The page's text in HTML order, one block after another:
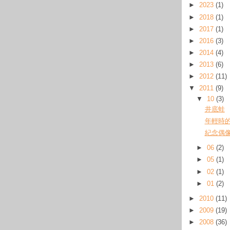
► 2023 (1)
► 2018 (1)
► 2017 (1)
► 2016 (3)
► 2014 (4)
► 2013 (6)
► 2012 (11)
▼ 2011 (9)
▼ 10(3)
井底蛙
年輕時
紀念偶
►06(2)
►05(1)
►02(1)
►01(2)
► 2010 (11)
► 2009 (19)
► 2008 (36)